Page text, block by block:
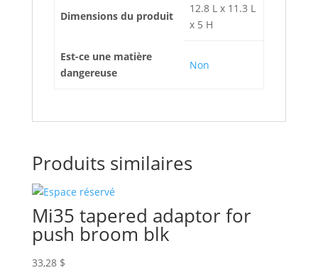
Dimensions du produit
12.8 L x 11.3 L
x 5 H
Est-ce une matière
dangereuse
Non
Produits similaires
Mi35 tapered adaptor for
push broom blk
33,28 $